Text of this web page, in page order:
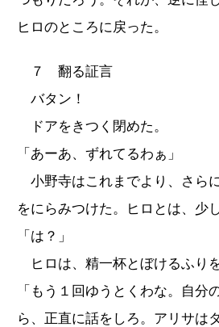
ヒロのところに戻った。
７ 翻る証言
バタン！
ドアをきつく閉めた。
「あーあ、ずれてるわぁ」
小野寺はこれまでより、さら
をにらみつけた。ヒロとは、少
「は？」
ヒロは、精一杯とぼけるふりを
「もう１回ゆうとくわな。自分
ら、正直に話をしろ。アリサは